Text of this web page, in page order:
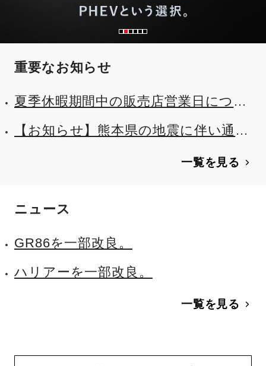
重要なお知らせ
夏季休暇期間中の販売店営業日につい
て
【お知らせ】熊本県の地震に伴い通れ
一覧を見る
ニュース
GR86を一部改良。
ハリアーを一部改良。
一覧を見る